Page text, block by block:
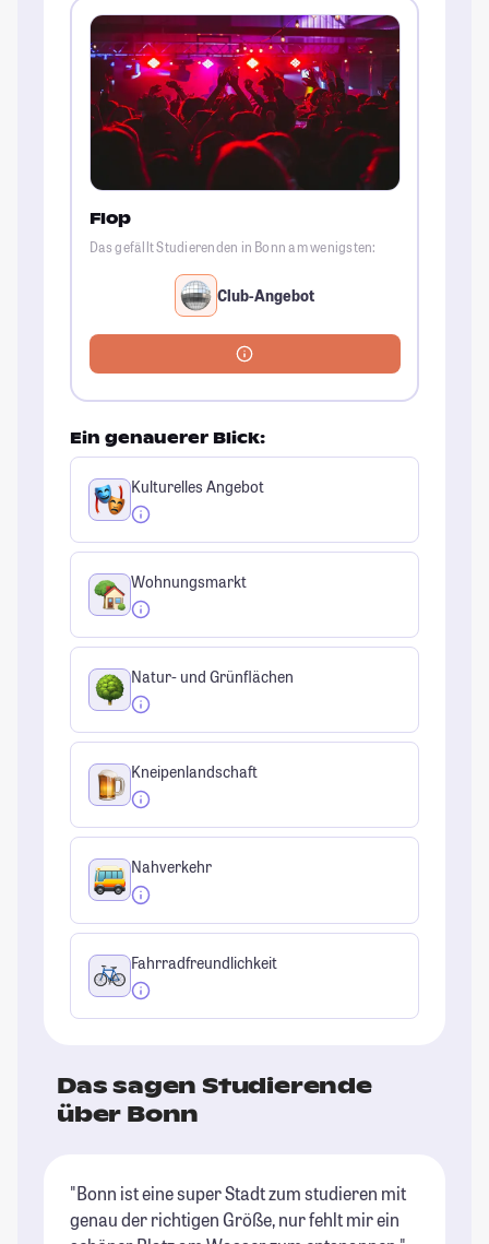
Flop
Das gefällt Studierenden in Bonn am wenigsten:
Club-Angebot
Ein genauerer Blick:
Kulturelles Angebot
Wohnungsmarkt
Natur- und Grünflächen
Kneipenlandschaft
Nahverkehr
Fahrradfreundlichkeit
Das sagen Studierende
über Bonn
"Bonn ist eine super Stadt zum studieren mit
genau der richtigen Größe, nur fehlt mir ein